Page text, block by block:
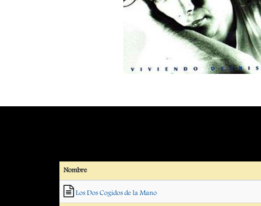
Nombre
Los Dos Cogidos de la Mano